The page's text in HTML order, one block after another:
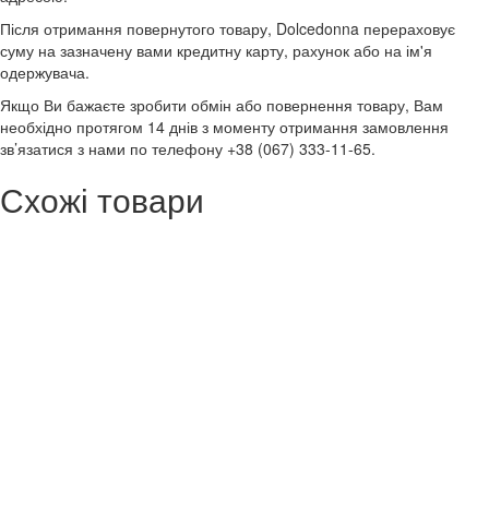
Після отримання повернутого товару, Dolcedonna перераховує
суму на зазначену вами кредитну карту, рахунок або на ім'я
одержувача.
Якщо Ви бажаєте зробити обмін або повернення товару, Вам
необхідно протягом 14 днів з моменту отримання замовлення
зв’язатися з нами по телефону +38 (067) 333-11-65.
Схожі товари